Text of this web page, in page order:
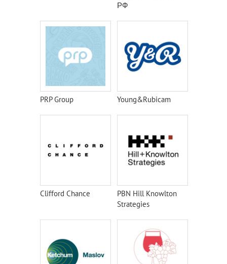
РФ
PRP Group Young&Rubicam
Clifford Chance
PBN Hill Knowlton
Strategies